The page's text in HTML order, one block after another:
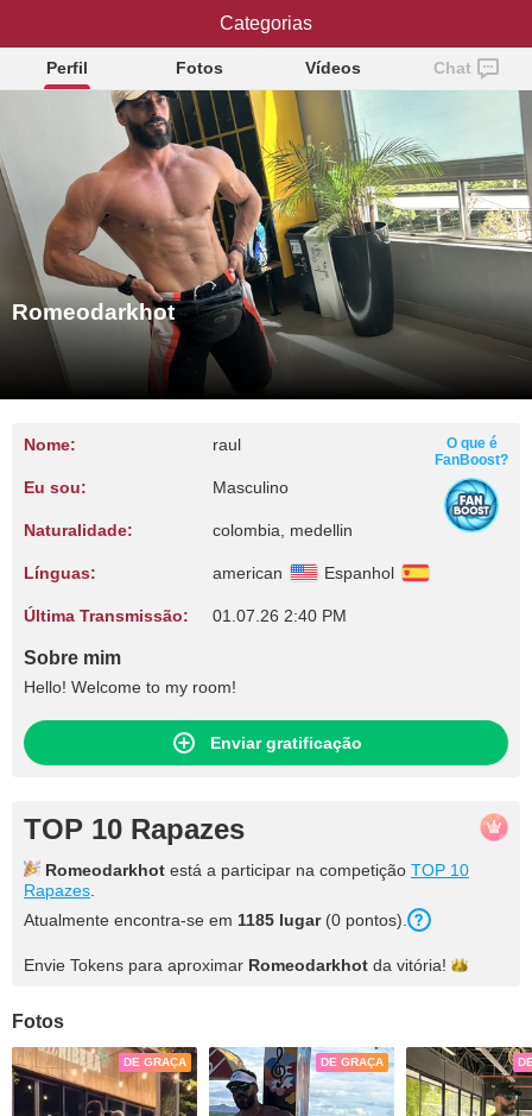
Romeodarkhot
Perfil Fotos Vídeos Chat
Romeodarkhot
Nome: raul
Eu sou: Masculino
Naturalidade: colombia, medellin
Línguas: american Espanhol
Última Transmissão: 01.07.26 2:40 PM
O que é
FanBoost?
Sobre mim
Hello! Welcome to my room!
Enviar gratificação
TOP 10 Rapazes
Romeodarkhot está a participar na competição TOP 10
Rapazes
Atualmente encontra-se em 1185 lugar(0 pontos).
Envie Tokens para aproximar Romeodarkhot da vitória!
Fotos
DE GRAÇA DE GRAÇA
Categorias